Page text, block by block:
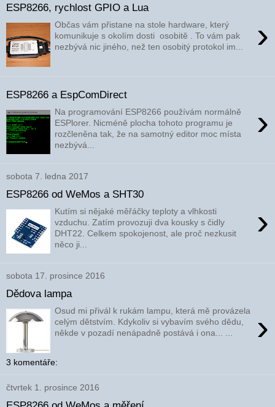
ESP8266, rychlost GPIO a Lua
›
Občas vám přistane na stole hardware, který
komunikuje s okolím dosti osobitě . To vám pak
nezbývá nic jiného, než ten osobitý protokol im...
ESP8266 a EspComDirect
›
Na programování ESP8266 používám normálně
ESPlorer. Nicméně plocha tohoto programu je
rozčleněna tak, že na samotný editor moc místa
nezbývá...
sobota 7. ledna 2017
ESP8266 od WeMos a SHT30
›
Kutím si nějaké měřáčky teploty a vlhkosti
vzduchu. Zatím provozuji dva kousky s čidly
DHT22. Celkem spokojenost, ale proč nezkusit
něco ji...
sobota 17. prosince 2016
Dědova lampa
›
Osud mi přivál k rukám lampu, která mě provázela
celým dětstvím. Kdykoliv si vybavím svého dědu,
někde v pozadí nenápadně postává i ona... ...
3 komentáře:
čtvrtek 1. prosince 2016